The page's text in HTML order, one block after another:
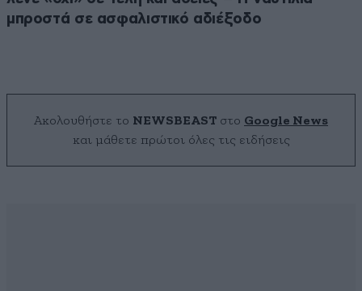
μπροστά σε ασφαλιστικό αδιέξοδο
Ακολουθήστε το NEWSBEAST στο Google News
και μάθετε πρώτοι όλες τις ειδήσεις